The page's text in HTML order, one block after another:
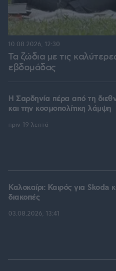
Τα ζώδια με τις
εβδομάδας
10.08.2026, 12:30
Η Σαρδηνία πέρα από τη
και την κοσμοπολίτικη λάμψη
πριν 19 λεπτά
Καλοκαίρι: Καιρός για Skoda
διακοπές
03.08.2026, 13:41